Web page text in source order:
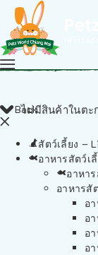
ไม่มีสินค้าในตะ
Back
สัตว์เลี้ยง –
อาหารสัตว์เ
อาหา
อาหารสั
อ
อ
อ
อ